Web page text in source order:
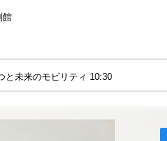
館
と未来のモビリティ 10:30